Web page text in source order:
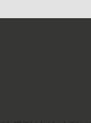
구요. 두팀 모두 동